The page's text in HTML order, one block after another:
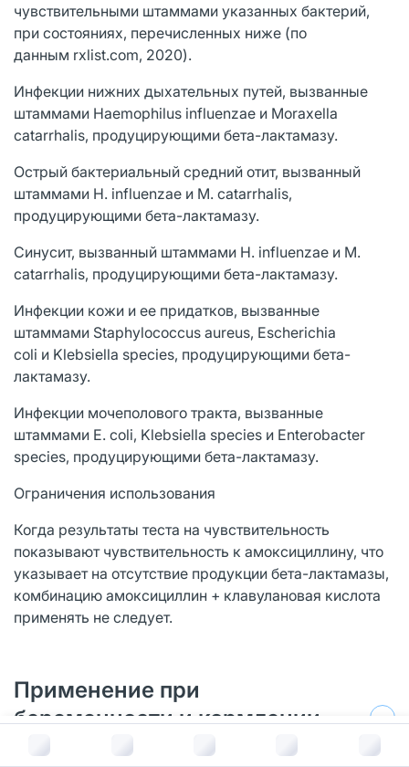
В корзину за
чувствительными штаммами указанных бактерий,
при состояниях, перечисленных ниже (по
данным rxlist.com, 2020).
Инфекции нижних дыхательных путей, вызванные
штаммами Haemophilus influenzae и Moraxella
catarrhalis, продуцирующими бета-лактамазу.
Острый бактериальный средний отит, вызванный
штаммами H. influenzae и M. catarrhalis,
продуцирующими бета-лактамазу.
Синусит, вызванный штаммами H. influenzae и M.
catarrhalis, продуцирующими бета-лактамазу.
Инфекции кожи и ее придатков, вызванные
штаммами Staphylococcus aureus, Escherichia
coli и Klebsiella species, продуцирующими бета-
лактамазу.
Инфекции мочеполового тракта, вызванные
штаммами E. coli, Klebsiella species и Enterobacter
species, продуцирующими бета-лактамазу.
Ограничения использования
Когда результаты теста на чувствительность
показывают чувствительность к амоксициллину, что
указывает на отсутствие продукции бета-лактамазы,
комбинацию амоксициллин + клавулановая кислота
применять не следует.
Применение при
беременности и кормлении
грудью